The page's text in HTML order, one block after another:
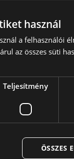
akik nem akarnak
tudnák
tapasztalt
áron kínálni.
használ
a felhasználói
az összes süti
Teljesítmény
ÖSSZES